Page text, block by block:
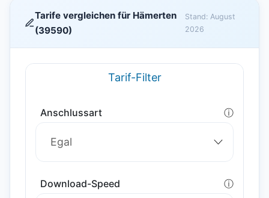
Tarife vergleichen für Hämerten
(39590)
Stand: August
2026